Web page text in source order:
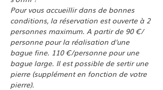
Pour vous accueillir dans de bonnes
conditions, la réservation est ouverte à 2
personnes maximum. A partir de 90 €/
personne pour la réalisation d'une
bague fine. 110 €/personne pour une
bague large. Il est possible de sertir une
pierre (supplément en fonction de votre
pierre).